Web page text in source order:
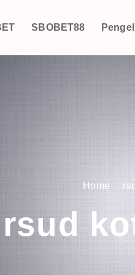
SBOBET88
Home
rsud